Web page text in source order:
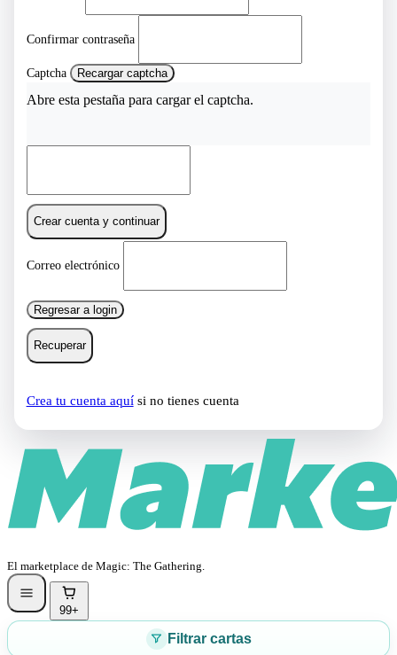
Confirmar contraseña
Captcha Recargar captcha
Abre esta pestaña para cargar el captcha.
Crear cuenta y continuar
Correo electrónico
Regresar a login
Recuperar
Crea tu cuenta aquísi no tienes cuenta
El marketplace de Magic: The Gathering.
99+
Filtrar cartas